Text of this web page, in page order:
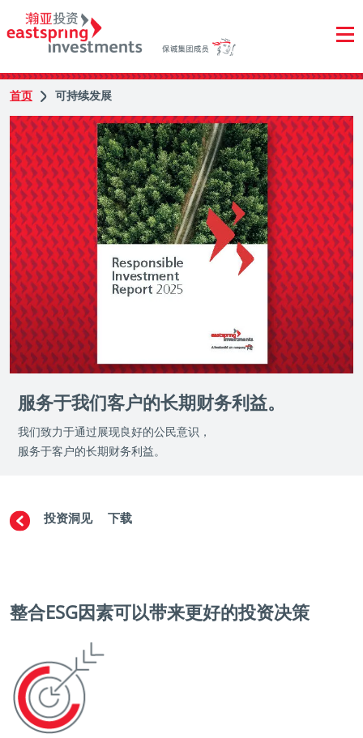
首页 可持续发展
服务于我们客户的长期财务利益。
我们致力于通过展现良好的公民意识，
服务于客户的长期财务利益。
整合 投资洞见 下载
整合ESG因素可以带来更好的投资决策